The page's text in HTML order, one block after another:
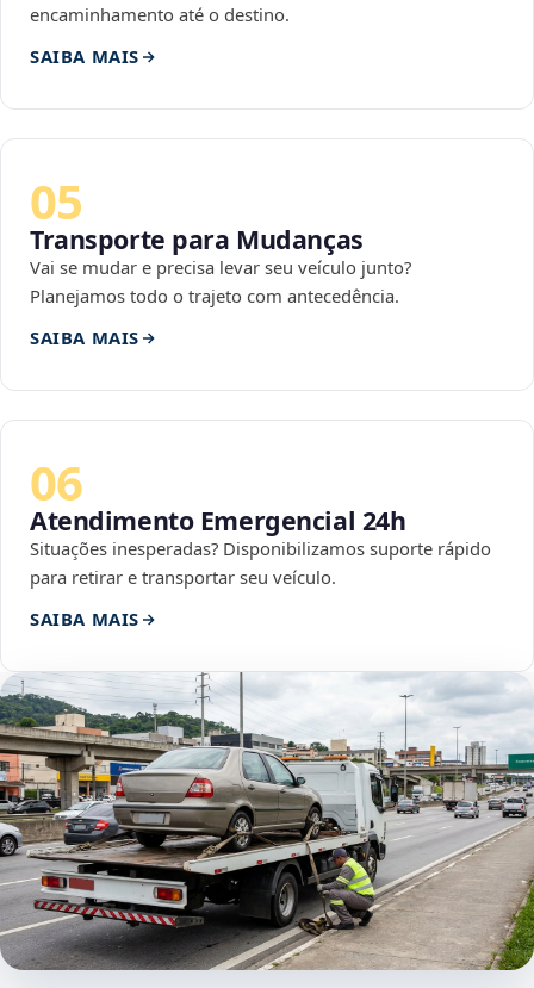
encaminhamento até o destino.
SAIBA MAIS
05
Transporte para Mudanças
Vai se mudar e precisa levar seu veículo junto?
Planejamos todo o trajeto com antecedência.
SAIBA MAIS
06
Atendimento Emergencial 24h
Situações inesperadas? Disponibilizamos suporte rápido
para retirar e transportar seu veículo.
SAIBA MAIS